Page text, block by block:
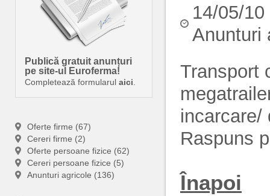
Publică gratuit anunțuri
pe site-ul Euroferma!
Completează formularul aici
Oferte firme (67)
Cereri firme (2)
Oferte persoane fizice (62)
Cereri persoane fizice (5)
Anunturi agricole (136)
14/05/
Anunturi
Transport
incarcare/
Raspuns
Înapoi